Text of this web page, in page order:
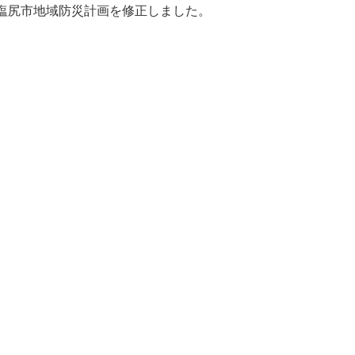
市地域防災計画を修正しました。